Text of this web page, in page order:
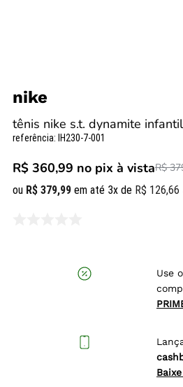
nike
tênis nike s.t. dynamite infantil
referência: IH230-7-001
R$ 360,99 no pix à vistaR$
ou R$ 379,99 em até 3x de R$ 126,66
Use o